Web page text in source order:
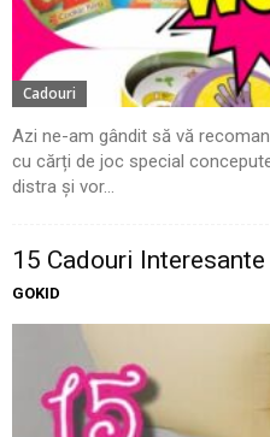
Cadouri
Azi ne-am gândit să vă
cu cărți de joc special
distra și vor...
15 Cadouri
GOKID